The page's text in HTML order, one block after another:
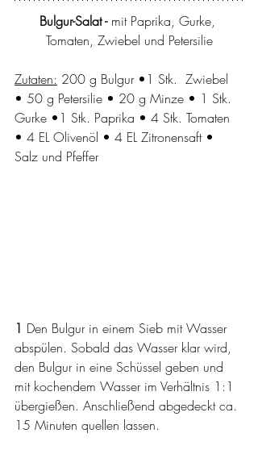
Bulgur-Salat - mit Paprika, Gurke,
Tomaten, Zwiebel und Petersilie
Zutaten: 200 g Bulgur •1 Stk.  Zwiebel
• 50 g Petersilie • 20 g Minze • 1 Stk.
Gurke •1 Stk. Paprika • 4 Stk. Tomaten
• 4 EL Olivenöl • 4 EL Zitronensaft •
Salz und Pfeffer
1 Den Bulgur in einem Sieb mit Wasser
abspülen. Sobald das Wasser klar wird,
den Bulgur in eine Schüssel geben und
mit kochendem Wasser im Verhältnis 1:1
übergießen. Anschließend abgedeckt ca.
15 Minuten quellen lassen.